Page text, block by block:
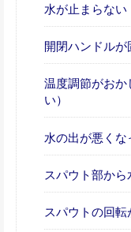
水が止まらない
開閉ハンドルが
温度調節がおか
い）
水の出が悪くな
スパウト部から
スパウトの回転